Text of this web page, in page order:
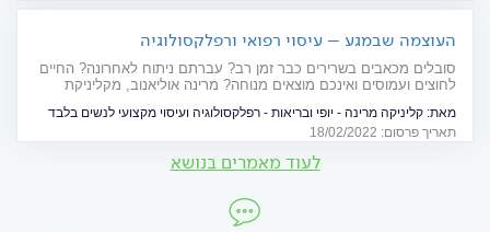
העוצמה שבמגע – עיסוי רפואי ורפלקסולוגיה
סובלים מכאבים בשרירים כבר זמן רב? עברתם ניתוח לאחרונה? החיים
לחוצים ועמוסים ואינכם מוצאים מנוחה? מרינה אוליאנוב, מקליניקת
מחדש לחיים ללא כאב
מאת: קליניקה מרינה - יופי ובריאות - רפלקסולוגיה ועיסוי מקצועי לנשים בלבד
תאריך פרסום: 18/02/2022
לעוד מאמרים בנושא